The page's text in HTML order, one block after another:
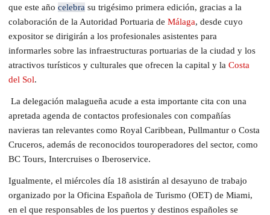
que este año celebra su trigésimo primera edición, gracias a la
colaboración de la Autoridad Portuaria de Málaga, desde cuyo
expositor se dirigirán a los profesionales asistentes para
informarles sobre las infraestructuras portuarias de la ciudad y los
atractivos turísticos y culturales que ofrecen la capital y la Costa
del Sol.
La delegación malagueña acude a esta importante cita con una
apretada agenda de contactos profesionales con compañías
navieras tan relevantes como Royal Caribbean, Pullmantur o Costa
Cruceros, además de reconocidos touroperadores del sector, como
BC Tours, Intercruises o Iberoservice.
Igualmente, el miércoles día 18 asistirán al desayuno de trabajo
organizado por la Oficina Española de Turismo (OET) de Miami,
en el que responsables de los puertos y destinos españoles se